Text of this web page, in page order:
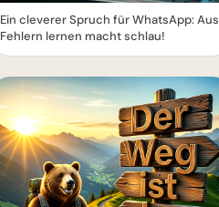
Ein cleverer Spruch für WhatsApp: Aus
Fehlern lernen macht schlau!